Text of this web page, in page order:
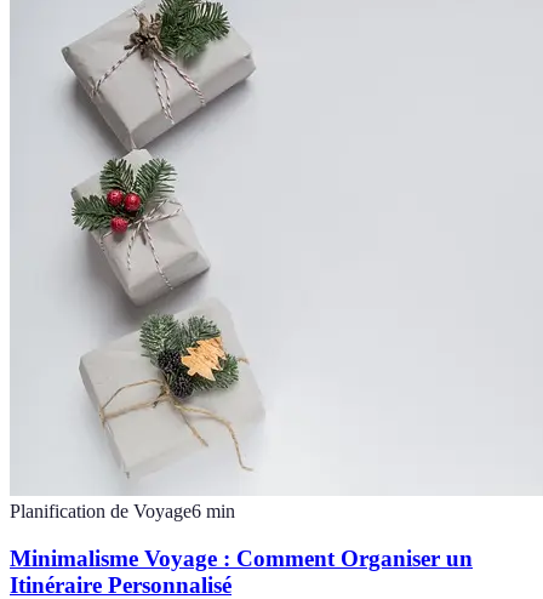
Planification de Voyage6 min
Minimalisme Voyage : Comment Organiser un
Itinéraire Personnalisé